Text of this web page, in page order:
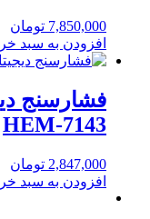
7,850,000 تومان
افزودن به سبد
فشارسنج
HEM-7143
2,847,000 تومان
افزودن به سبد